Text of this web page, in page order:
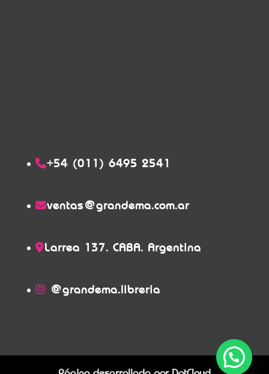
+54 (011) 6495 2541
ventas@grandema.com.ar
Larrea 137. CABA. Argentina
@grandema.libreria